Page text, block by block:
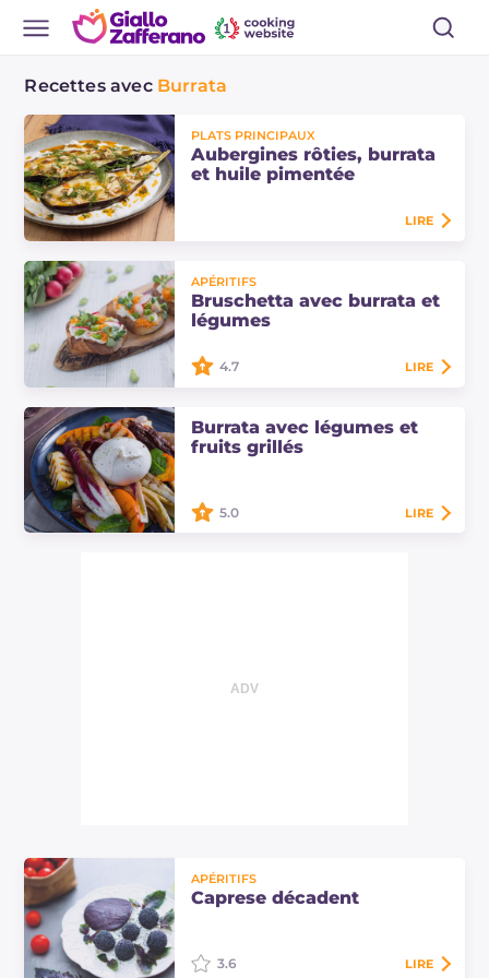
Recettes avec Burrata
PLATS PRINCIPAUX
Aubergines rôties, burrata
et huile pimentée
huile pimentée : une recette
végétarienne simple mais
spectaculaire, idéale à servir
LIRE
APÉRITIFS
Bruschetta avec burrata et
légumes
La bruschetta avec burrata et
légumes est une recette
végétarienne aux couleurs
4.7 LIRE
Burrata avec légumes et
fruits grillés
5.0 LIRE
APÉRITIFS
Caprese décadent
3.6 LIRE